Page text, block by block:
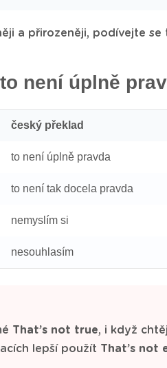
a přirozeněji, podívejte se
není úplně
český překlad
to není úplně pravda
to není tak docela pravda
nemyslím si
nesouhlasím
That’s not true, i když
lepší použít That’s not